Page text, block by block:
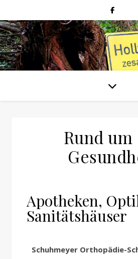
Rund um
Apotheken,
Sanitätshäuser
Schuhmeyer Orthopädie-